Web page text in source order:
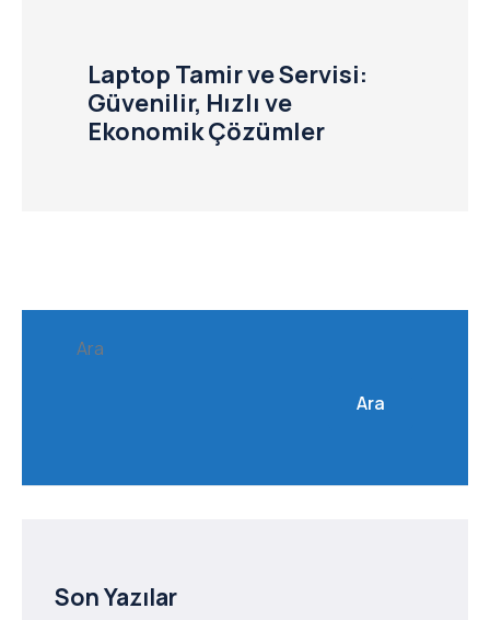
Laptop Tamir ve Servisi:
Güvenilir, Hızlı ve
Ekonomik Çözümler
Ara
Ara
Son Yazılar